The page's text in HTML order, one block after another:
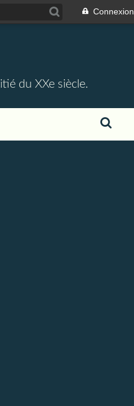
Connexion
du XXe siècle.